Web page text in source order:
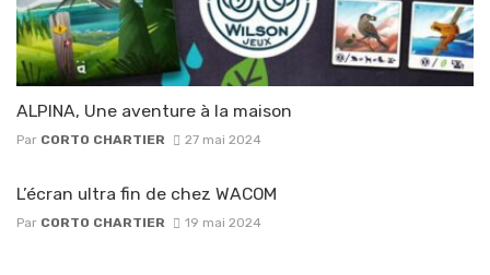
ALPINA, Une aventure à la maison
Par CORTO CHARTIER 27 mai 2024
L’écran ultra fin de chez WACOM
Par CORTO CHARTIER 19 mai 2024